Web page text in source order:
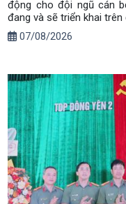
động cho đội ngũ cán
đang và sẽ triển khai trên
07/08/2026